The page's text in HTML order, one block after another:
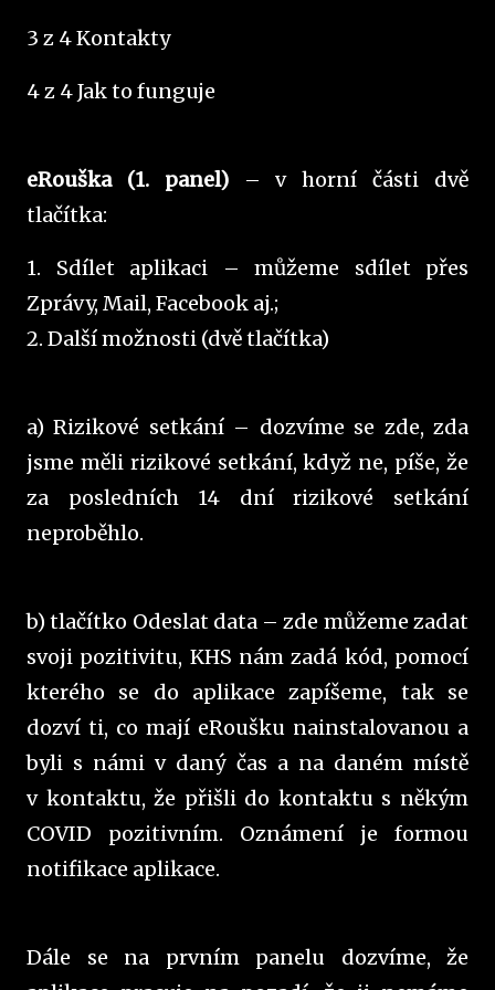
3 z 4 Kontakty
4 z 4 Jak to funguje
eRouška (1. panel)
– v horní části dvě
tlačítka:
1. Sdílet aplikaci – můžeme sdílet přes
Zprávy, Mail, Facebook aj.;
2. Další možnosti (dvě tlačítka)
a) Rizikové setkání – dozvíme se zde, zda
jsme měli rizikové setkání, když ne, píše, že
za posledních 14 dní rizikové setkání
neproběhlo.
b) tlačítko Odeslat data – zde můžeme zadat
svoji pozitivitu, KHS nám zadá kód, pomocí
kterého se do aplikace zapíšeme, tak se
dozví ti, co mají eRoušku nainstalovanou a
byli s námi v daný čas a na daném místě
v kontaktu, že přišli do kontaktu s někým
COVID pozitivním. Oznámení je formou
notifikace aplikace.
Dále se na prvním panelu dozvíme, že